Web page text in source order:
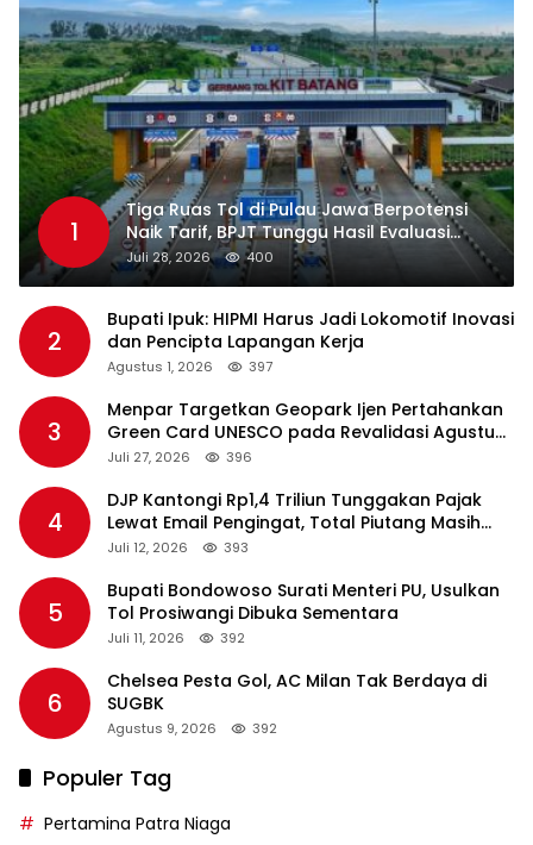
1
Tiga Ruas Tol di Pulau Jawa Berpotensi
Naik Tarif, BPJT Tunggu Hasil Evaluasi
Standar Pelayanan
Juli 28, 2026 400
2
Bupati Ipuk: HIPMI Harus Jadi Lokomotif Inovasi
dan Pencipta Lapangan Kerja
Agustus 1, 2026 397
3
Menpar Targetkan Geopark Ijen Pertahankan
Green Card UNESCO pada Revalidasi Agustus
2026
Juli 27, 2026 396
4
DJP Kantongi Rp1,4 Triliun Tunggakan Pajak
Lewat Email Pengingat, Total Piutang Masih
Rp36 Triliun
Juli 12, 2026 393
5
Bupati Bondowoso Surati Menteri PU, Usulkan
Tol Prosiwangi Dibuka Sementara
Juli 11, 2026 392
6
Chelsea Pesta Gol, AC Milan Tak Berdaya di
SUGBK
Agustus 9, 2026 392
Populer Tag
Pertamina Patra Niaga